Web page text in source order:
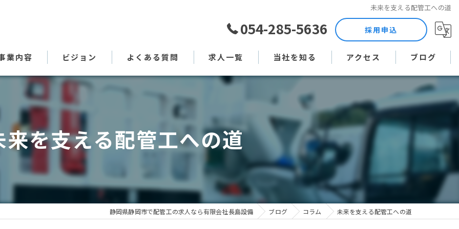
未来を支える配管工への道
054-285-5636 採用申込
業内容 ビジョン よくある質問 求人一覧 当社を知る
土木作業員
現場監督
直行直帰
アクセス ブログ
コラム
来を支える配管工への道
静岡県静岡市で配管工の求人なら有限会社長島設備 ブログ コラム 未来を支える配管工への道